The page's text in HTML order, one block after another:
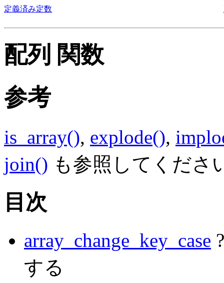
定義済み定数
配列 関数
参考
is_array(), explode(),
join() も参照してくださ
目次
array_change_key_case
する